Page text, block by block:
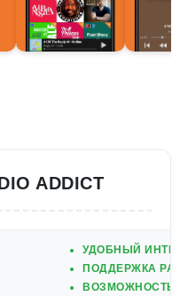
ADDICT
УДОБНЫЙ
ПОДДЕРЖКА
ВОЗМОЖНОСТЬ